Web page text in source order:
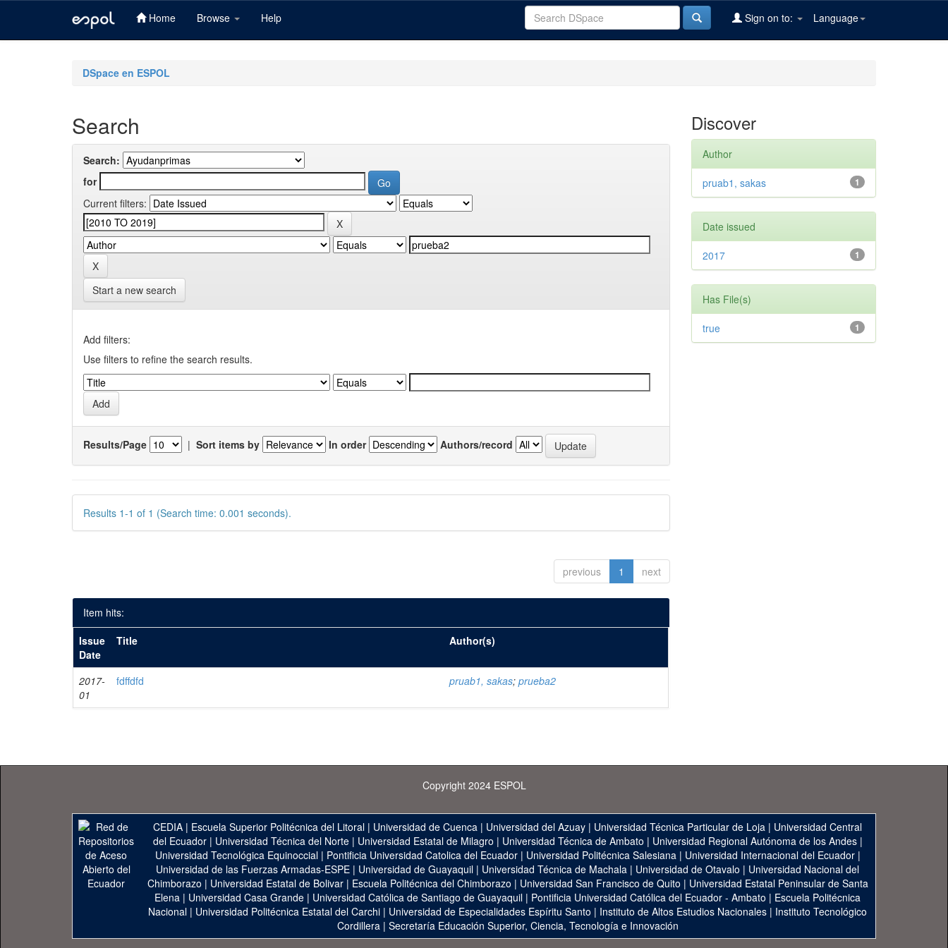
Home Browse Help Language
Sign on to:
DSpace en ESPOL
Search
Search:
for
Current filters:
Start a new search
Add filters:
Use filters to refine the search results.
Results/Page | Sort items by In order Authors/record
Results 1-1 of 1 (Search time: 0.001 seconds).
previous 1 next
Item hits:
Issue
Date
Title Author(s)
2017-
01
fdffdfd pruab1, sakas;prueba2
Discover
Author
1
pruab1, sakas
Date issued
1
2017
Has File(s)
1
true
Copyright 2024 ESPOL
CEDIA | Escuela Superior Politécnica del Litoral | Universidad de Cuenca | Universidad del Azuay | Universidad Técnica Particular de Loja | Universidad Central
del Ecuador| Universidad Técnica del Norte| Universidad Estatal de Milagro | Universidad Técnica de Ambato | Universidad Regional Autónoma de los Andes|
Universidad Tecnológica Equinoccial| Pontificia Universidad Catolica del Ecuador| Universidad Politécnica Salesiana| Universidad Internacional del Ecuador|
Universidad de las Fuerzas Armadas-ESPE | Universidad de Guayaquil | Universidad Técnica de Machala | Universidad de Otavalo | Universidad Nacional del
Chimborazo | Universidad Estatal de Bolivar| Escuela Politécnica del Chimborazo | Universidad San Francisco de Quito | Universidad Estatal Peninsular de Santa
Elena | Universidad Casa Grande | Universidad Católica de Santiago de Guayaquil | Pontificia Universidad Católica del Ecuador - Ambato | Escuela Politécnica
Nacional | Universidad Politécnica Estatal del Carchi | Universidad de Especialidades Espíritu Santo | Instituto de Altos Estudios Nacionales | Instituto Tecnológico
Cordillera| Secretaría Educación Superior, Ciencia, Tecnología e Innovación